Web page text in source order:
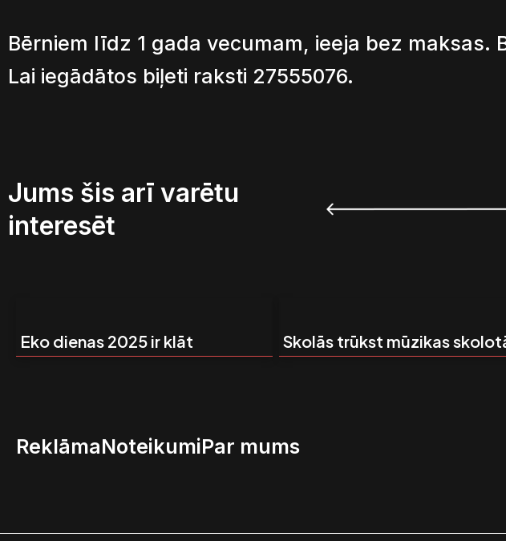
Bērniem līdz 1 gada vecumam, ieeja bez maksas.
Lai iegādātos biļeti raksti 27555076.
Jums šis arī varētu
interesēt
Eko dienas 2025 ir klāt Skolās trūkst mūzikas
ReklāmaNoteikumiPar mums